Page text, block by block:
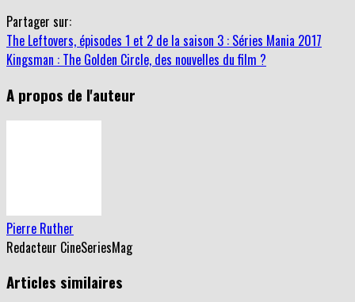
Partager sur:
The Leftovers, épisodes 1 et 2 de la saison 3 : Séries Mania 2017
Kingsman : The Golden Circle, des nouvelles du film ?
A propos de l'auteur
Pierre Ruther
Redacteur CineSeriesMag
Articles similaires